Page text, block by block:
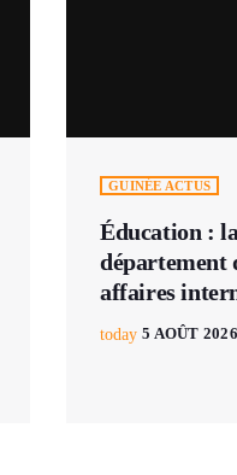
GUINÉE ACTUS
Éducation :
département
affaires
today 5 AOÛT 2026